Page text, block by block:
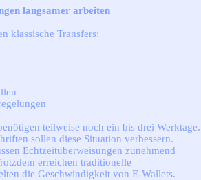
langsamer arbeiten
klassische Transfers:
teilweise noch ein bis drei Werktage.
sollen diese Situation verbessern.
Echtzeitüberweisungen zunehmend
erreichen traditionelle
die Geschwindigkeit von E-Wallets.